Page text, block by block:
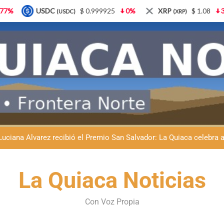
Natación inclusiva en La Quiaca: Celia Zenteno destacó el
La Quiaca defendió la soberanía nacional: el municipio
Día del Niño en La Quiaca: el municipio prepara una gran
La Quiaca defendió la soberanía nacional: el municipio
Luciana Álvarez recibió el Premio San Salvador: La Quiaca celebra
La Quiaca Noticias
Con Voz Propia
0% XRP(XRP) $ 1.08 3.87% Solana(SOL) $